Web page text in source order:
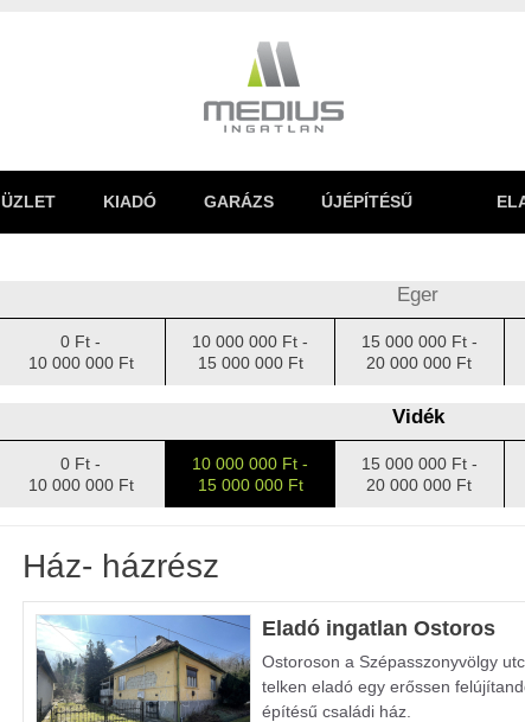
ÜZLET KIADÓ GARÁZS ÚJÉPÍTÉSŰ
Eger
0 Ft -
10 000 000 Ft
10 000 000 Ft -
15 000 000 Ft
15 000 000 Ft -
20 000 000 Ft
Vidék
0 Ft -
10 000 000 Ft
10 000 000 Ft -
15 000 000 Ft
15 000 000 Ft -
20 000 000 Ft
Ház- házrész
Eladó ingatlan Ostoros
Ostoroson a Szépasszonyvölgy
telken eladó egy erőssen
építésű családi ház.